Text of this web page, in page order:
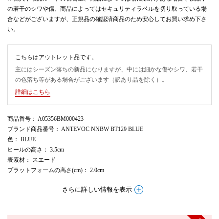
の若干のシワや傷、商品によってはセキュリティラベルを切り取っている場
合などがございますが、正規品の確認済商品のため安心してお買い求め下さ
い。
こちらはアウトレット品です。
主にはシーズン落ちの新品になりますが、中には細かな傷やシワ、若干
の色落ち等がある場合がございます（訳あり品を除く）。
詳細はこちら
商品番号 ： A05356BM000423
ブランド商品番号 ： ANTEVOC NNBW BT129 BLUE
色 ： BLUE
ヒールの高さ ： 3.5cm
表素材 ： スエード
プラットフォームの高さ(cm) ： 2.0cm
さらに詳しい情報を表示